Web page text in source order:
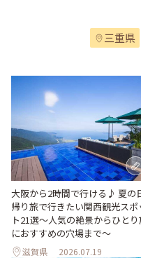
三重県
大阪から2時間で行ける♪ 夏の
帰り旅で行きたい関西観光スポ
ト21選～人気の絶景からひと
におすすめの穴場まで～
滋賀県 2026.07.19